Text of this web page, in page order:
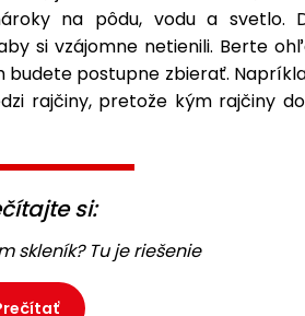
na pôdu, vodu a svetlo.
si vzájomne netienili. Berte
budete postupne zbierať.
rajčiny, pretože kým rajčiny
si:
skleník? Tu je riešenie